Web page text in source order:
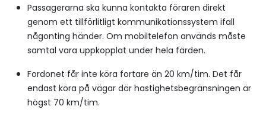
Passagerarna ska kunna kontakta föraren direkt
genom ett tillförlitligt kommunikationssystem ifall
någonting händer. Om mobiltelefon används måste
samtal vara uppkopplat under hela färden.
Fordonet får inte köra fortare än 20 km/tim. Det får
endast köra på vägar där hastighetsbegränsningen är
högst 70 km/tim.